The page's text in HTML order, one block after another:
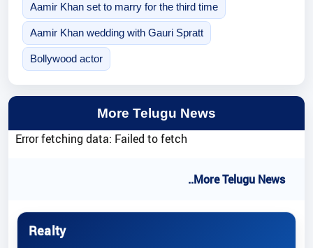
Aamir Khan set to marry for the third time
Aamir Khan wedding with Gauri Spratt
Bollywood actor
More Telugu News
Error fetching data: Failed to fetch
..More Telugu News
Realty